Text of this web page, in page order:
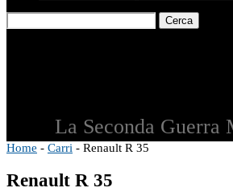
Cerca
La Seconda Guerra
Home - Carri - Renault R 35
Renault R 35